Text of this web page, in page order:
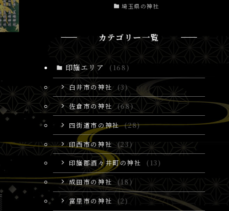
埼玉県の神社
カテゴリー一覧
印旛エリア (168)
白井市の神社
(3)
佐倉市の神社 (68)
四街道市の神社 (28)
印西市の神社 (23)
印旛郡酒々井町の神社
(13)
成田市の神社
(18)
富里市の神社
(2)